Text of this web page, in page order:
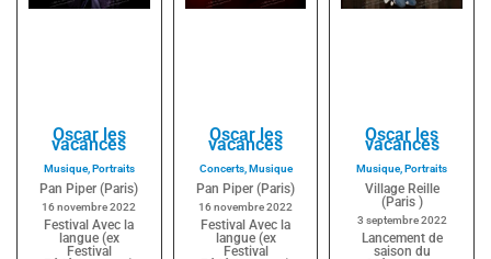
Oscar les
vacances
Musique,Portraits
Pan Piper (Paris)
16 novembre 2022
Festival Avec la
langue (ex
Festival
Oscar les
vacances
Concerts,Musique
Pan Piper (Paris)
16 novembre 2022
Festival Avec la
langue (ex
Festival
Oscar les
vacances
Musique,Portraits
Village Reille
(Paris )
3 septembre 2022
Lancement de
saison du